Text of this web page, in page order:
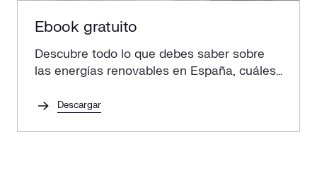
Ebook gratuito
Descubre todo lo que debes saber sobre
las energías renovables en España, cuáles
en tu empresa.
Descargar